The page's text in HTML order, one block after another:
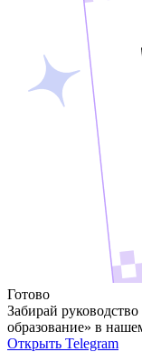
Готово
Забирай
образование» в
Открыть Telegram